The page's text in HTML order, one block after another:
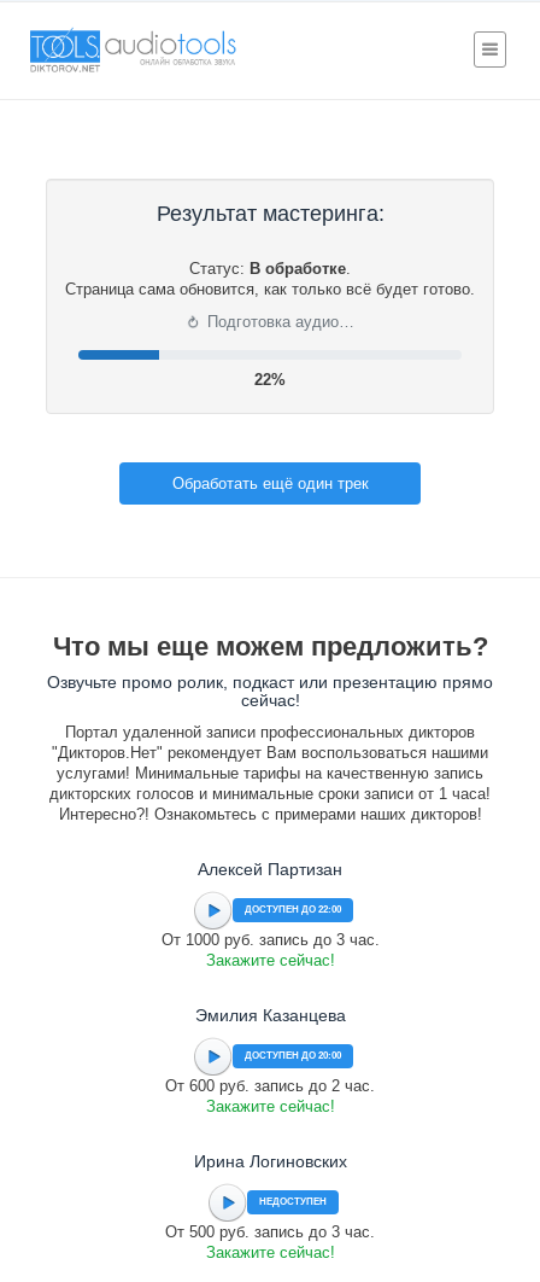
Результат мастеринга:
Статус: В обработке.
Страница сама обновится, как только всё будет готово.
⟳ Подготовка аудио…
22%
Обработать ещё один трек
Что мы еще можем предложить?
Озвучьте промо ролик, подкаст или презентацию прямо
сейчас!
Портал удаленной записи профессиональных дикторов
"Дикторов.Нет" рекомендует Вам воспользоваться нашими
услугами! Минимальные тарифы на качественную запись
дикторских голосов и минимальные сроки записи от 1 часа!
Интересно?! Ознакомьтесь с примерами наших дикторов!
Алексей Партизан
ДОСТУПЕН ДО 22:00
От 1000 руб. запись до 3 час.
Закажите сейчас!
Эмилия Казанцева
ДОСТУПЕН ДО 20:00
От 600 руб. запись до 2 час.
Закажите сейчас!
Ирина Логиновских
НЕДОСТУПЕН
От 500 руб. запись до 3 час.
Закажите сейчас!